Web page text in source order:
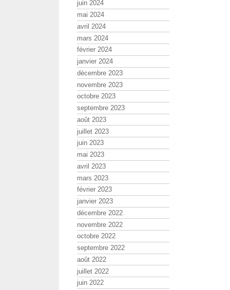
juin 2024
mai 2024
avril 2024
mars 2024
février 2024
janvier 2024
décembre 2023
novembre 2023
octobre 2023
septembre 2023
août 2023
juillet 2023
juin 2023
mai 2023
avril 2023
mars 2023
février 2023
janvier 2023
décembre 2022
novembre 2022
octobre 2022
septembre 2022
août 2022
juillet 2022
juin 2022